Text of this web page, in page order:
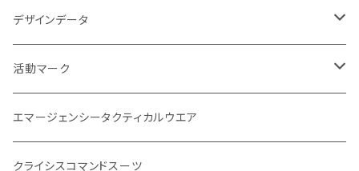
サバイバルゲーム
企画室
映画
活動証
身分証
オフィシャル
キャラクター
刺繍パッチ
1点もの
デザインデータ
活動マーク
POLICE EYE
災害事案別
活動マーク
トレードマーク
ロイヤリティマーク
エマージェンシータクティカルウエア
クライシスコマンドスーツ